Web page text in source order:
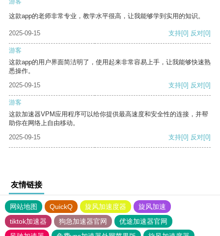
这款app的老师非常专业，教学水平很高，让我能够学到实用的知识。
2025-09-15 支持[0] 反对[0]
游客
这款app的用户界面简洁明了，使用起来非常容易上手，让我能够快速熟
悉操作。
2025-09-15
支持[0] 反对[0]
游客
这款加速器VPM应用程序可以给你提供最高速度和安全性的连接，并帮
助你在网络上自由移动。
2025-09-15
支持[0] 反对[0]
友情链接
网站地图 QuickQ 旋风加速度器
旋风加速
tiktok加速器
狗急加速器官网
优途加速器官网